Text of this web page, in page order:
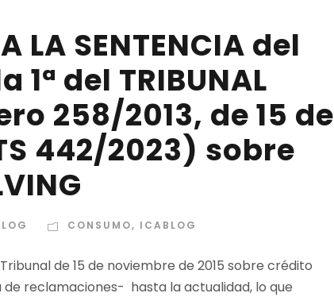
LA SENTENCIA del
1ª del TRIBUNAL
258/2013, de 15 de
442/2023) sobre
CONSUMO, ICABLOG
de 15 de noviembre de 2015 sobre crédito
reclamaciones- hasta la actualidad, lo que